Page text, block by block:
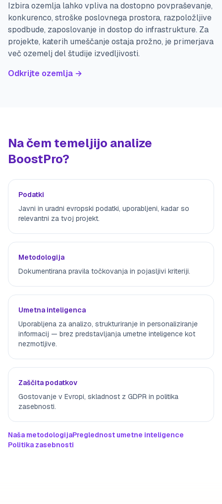
Izbira ozemlja lahko vpliva na dostopno povpraševanje,
konkurenco, stroške poslovnega prostora, razpoložljive
spodbude, zaposlovanje in dostop do infrastrukture. Za
projekte, katerih umeščanje ostaja prožno, je primerjava
več ozemelj del študije izvedljivosti.
Odkrijte ozemlja →
Na čem temeljijo analize
BoostPro?
Podatki
Javni in uradni evropski podatki, uporabljeni, kadar so
relevantni za tvoj projekt.
Metodologija
Dokumentirana pravila točkovanja in pojasljivi kriteriji.
Umetna inteligenca
Uporabljena za analizo, strukturiranje in personaliziranje
informacij — brez predstavljanja umetne inteligence kot
nezmotljive.
Zaščita podatkov
Gostovanje v Evropi, skladnost z GDPR in politika
zasebnosti.
Naša metodologijaPreglednost umetne inteligence
Politika zasebnosti